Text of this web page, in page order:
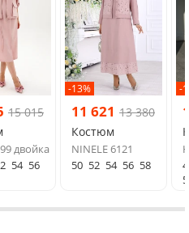
15 015
двойка
54 56
-13%
11 621 13 380
Костюм
NINELE 6121
50 52 54 56 58
-